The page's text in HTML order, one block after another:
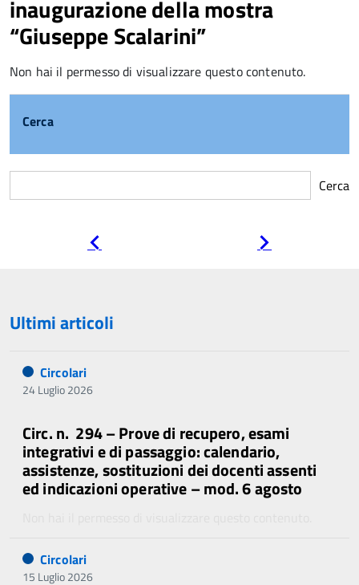
inaugurazione della mostra
“Giuseppe Scalarini”
Non hai il permesso di visualizzare questo contenuto.
Cerca
Cerca
Ultimi articoli
Circolari
24 Luglio 2026
Circ. n. 294 – Prove di recupero, esami
integrativi e di passaggio: calendario,
assistenze, sostituzioni dei docenti assenti
ed indicazioni operative – mod. 6 agosto
Circolari
15 Luglio 2026